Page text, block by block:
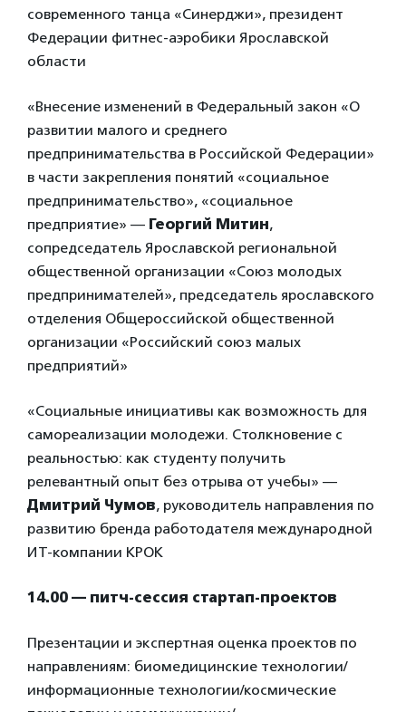
современного танца «Синерджи», президент
Федерации фитнес-аэробики Ярославской
области
«Внесение изменений в Федеральный закон «О
развитии малого и среднего
предпринимательства в Российской Федерации»
в части закрепления понятий «социальное
предпринимательство», «социальное
предприятие» — Георгий Митин,
сопредседатель Ярославской региональной
общественной организации «Союз молодых
предпринимателей», председатель ярославского
отделения Общероссийской общественной
организации «Российский союз малых
предприятий»
«Социальные инициативы как возможность для
самореализации молодежи. Столкновение с
реальностью: как студенту получить
релевантный опыт без отрыва от учебы» —
Дмитрий Чумов, руководитель направления по
развитию бренда работодателя международной
ИТ-компании КРОК
14.00 — питч-сессия стартап-проектов
Презентации и экспертная оценка проектов по
направлениям: биомедицинские технологии/
информационные технологии/космические